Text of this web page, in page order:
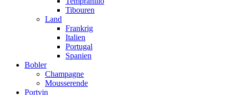
Tibouren
Land
Frankrig
Italien
Portugal
Spanien
Bobler
Champagne
Mousserende
Portvin